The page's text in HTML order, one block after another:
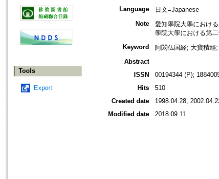
Tools
Export
Language
日文=Japanese
Note
愛知學院大學におけ
學院大學における第
Keyword
阿閦仏国経; 大寶積
Abstract
ISSN
00194344 (P);
Hits
510
Created date
1998.04.28;
Modified date
2018.09.11